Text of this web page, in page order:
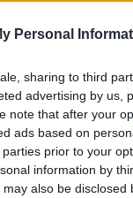
Personal
sharing to third
advertising by us,
note that after your
ads based on
prior to your
information by
also be